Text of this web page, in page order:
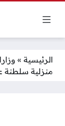
الرئيسية »
منزلية سلطنة